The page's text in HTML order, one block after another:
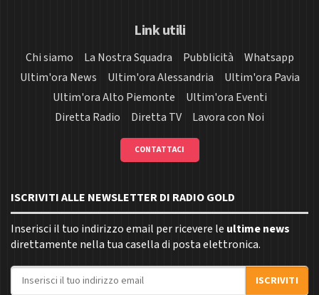
Link utili
Chi siamo La Nostra Squadra Pubblicità
Whatsapp
Ultim'ora News
Ultim'ora Alessandria
Ultim'ora Pavia
Ultim'ora Alto Piemonte
Ultim'ora Eventi
Diretta Radio
Diretta TV Lavora con Noi
CONTATTACI
ISCRIVITI ALLE NEWSLETTER DI RADIO GOLD
Inserisci il tuo indirizzo email per ricevere le ultime news
direttamente nella tua casella di posta elettronica.
Indirizzo email
ISCRIVITI